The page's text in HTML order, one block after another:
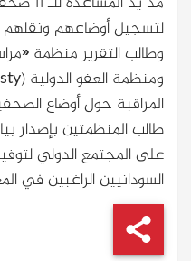
لتسجيل أوضاعهم
المراقبة حول أوضاع
طالب المنظمتين بإصدار
على المجتمع الدولي
السودانيين الراغبين في